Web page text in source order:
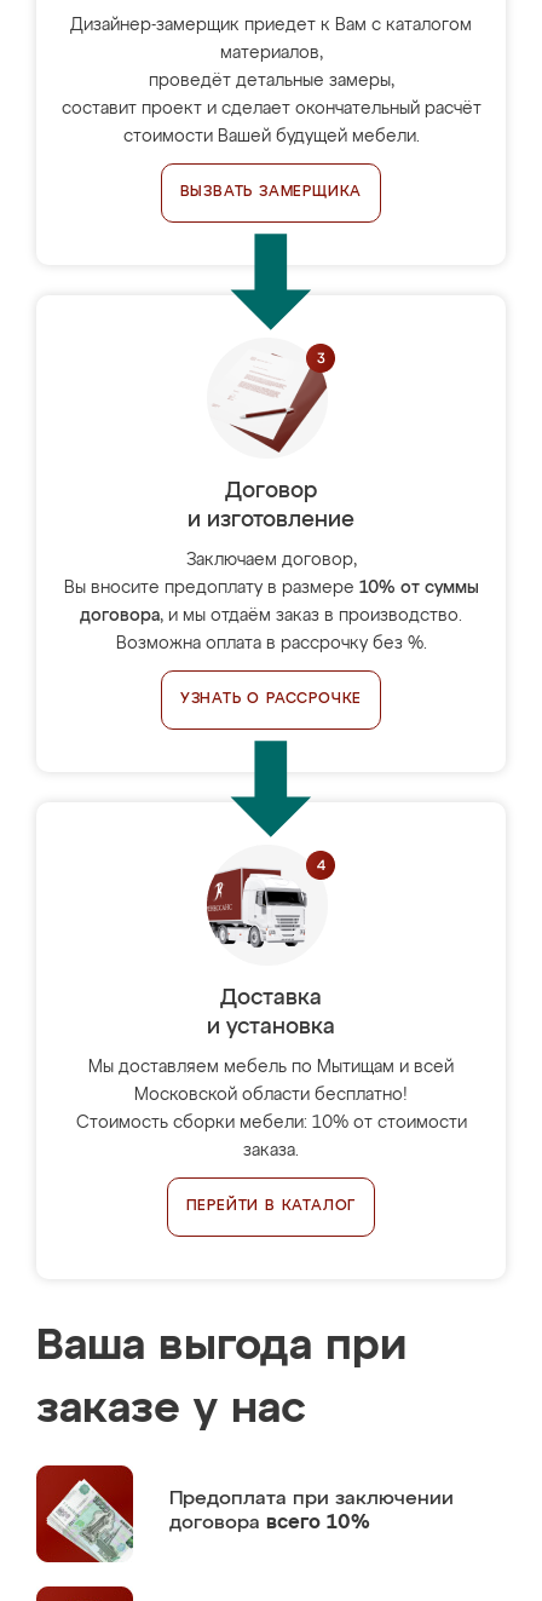
Дизайнер-замерщик приедет к Вам с каталогом
материалов,
проведёт детальные замеры,
составит проект и сделает окончательный расчёт
стоимости Вашей будущей мебели.
ВЫЗВАТЬ ЗАМЕРЩИКА
Договор
и изготовление
Заключаем договор,
Вы вносите предоплату в размере 10% от суммы
договора, и мы отдаём заказ в производство.
Возможна оплата в рассрочку без %.
УЗНАТЬ О РАССРОЧКЕ
Доставка
и установка
Мы доставляем мебель по Мытищам и всей
Московской области бесплатно!
Стоимость сборки мебели: 10% от стоимости
заказа.
ПЕРЕЙТИ В КАТАЛОГ
Ваша выгода при
заказе у нас
Предоплата при заключении
договора всего 10%